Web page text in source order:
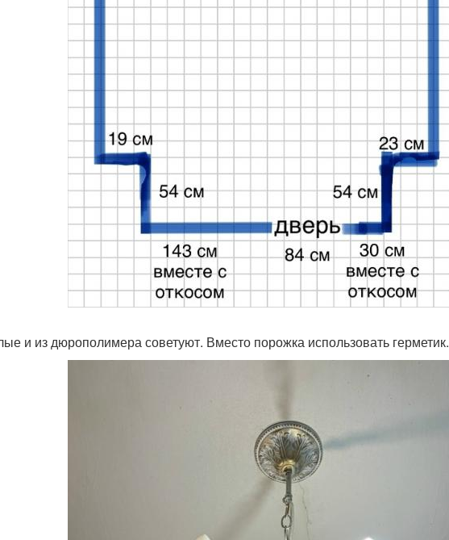
и из дюрополимера советуют. Вместо порожка использовать герметик.